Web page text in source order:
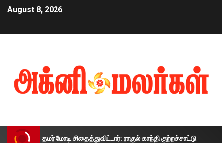
August 8, 2026
பிரதமர் மோடி சிதைத்துவிட்டார்: ராகுல் காந்தி குற்றச்சாட்டு